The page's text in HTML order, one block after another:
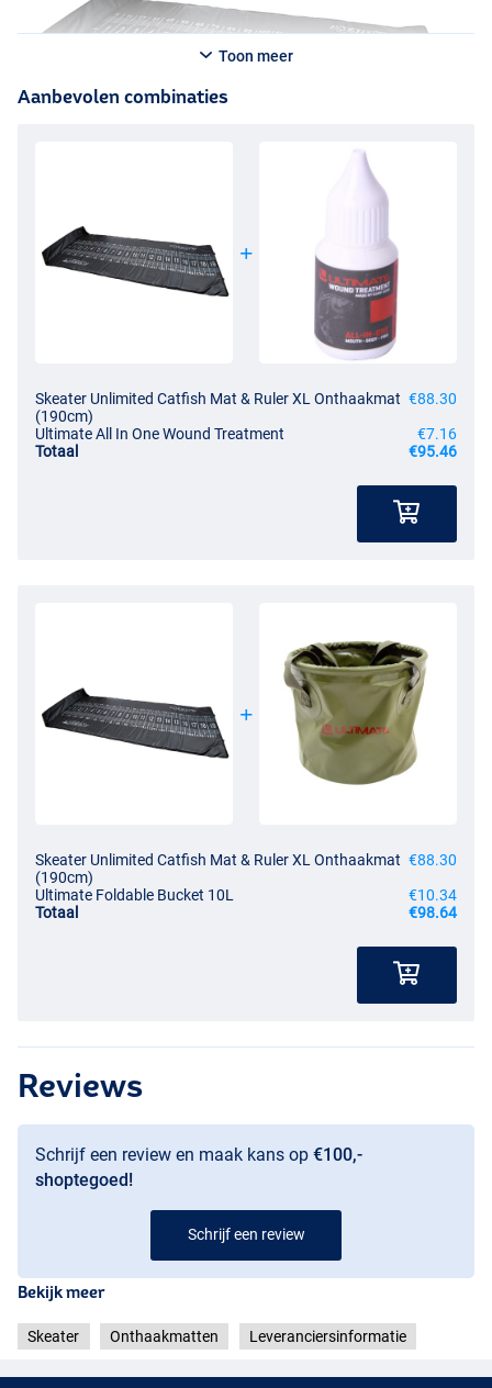
Toon meer
Aanbevolen combinaties
Skeater Unlimited Catfish Mat & Ruler XL Onthaakmat
(190cm)
€88.30
Ultimate All In One Wound Treatment
€7.16
Totaal
€95.46
Skeater Unlimited Catfish Mat & Ruler XL Onthaakmat
(190cm)
€88.30
Ultimate Foldable Bucket 10L
€10.34
Totaal
€98.64
Reviews
Schrijf een review en maak kans op €100,-
shoptegoed!
Schrijf een review
Bekijk meer
Skeater Onthaakmatten Leveranciersinformatie